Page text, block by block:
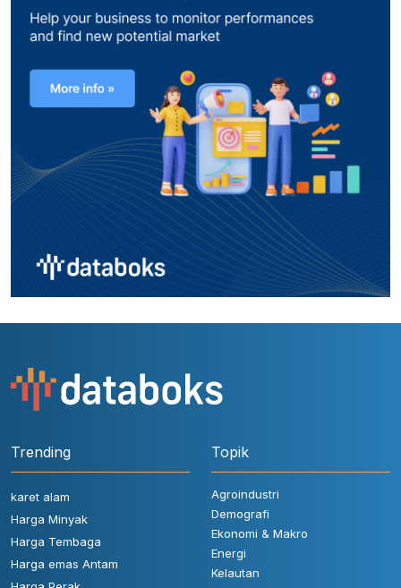
Trending
karet alam
Harga Minyak
Harga Tembaga
Harga emas Antam
Topik
Agroindustri
Demografi
Ekonomi & Makro
Energi
Kelautan